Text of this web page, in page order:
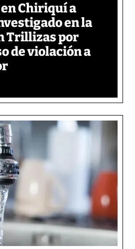
Chiriquí a
en la
Trillizas por
de violación a